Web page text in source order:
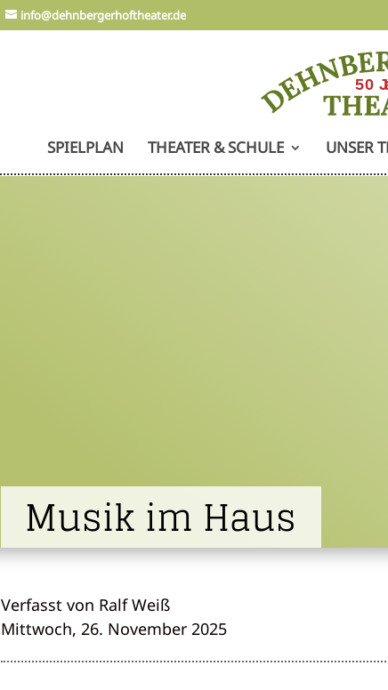
info@dehnbergerhoftheater.de
SPIELPLAN THEATER & SCHULE UNSER
Musik im Haus
Verfasst von Ralf Weiß
Mittwoch, 26. November 2025